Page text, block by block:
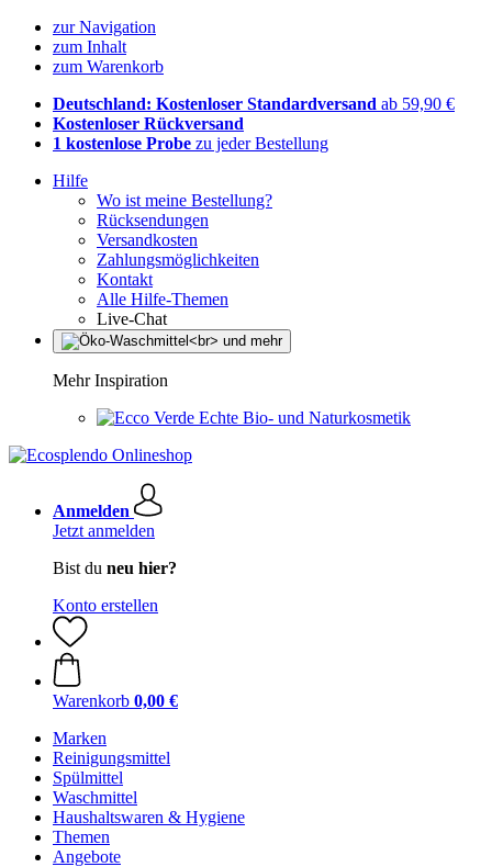
zur Navigation
zum Inhalt
zum Warenkorb
Deutschland: Kostenloser Standardversand ab 59,90 €
Kostenloser Rückversand
1 kostenlose Probe zu jeder Bestellung
Hilfe
Wo ist meine Bestellung?
Rücksendungen
Versandkosten
Zahlungsmöglichkeiten
Kontakt
Alle Hilfe-Themen
Live-Chat
Mehr Inspiration
Echte Bio- und Naturkosmetik
Anmelden
Jetzt anmelden
Bist du neu hier?
Konto erstellen
Warenkorb 0,00 €
Marken
Reinigungsmittel
Spülmittel
Waschmittel
Haushaltswaren & Hygiene
Themen
Angebote